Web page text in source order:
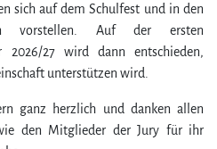
sich auf dem Schulfest und in den
vorstellen. Auf der ersten
2026/​27 wird dann entschieden,
unterstützen wird.
ganz herz­lich und danken allen
den Mitglieder der Jury für ihr